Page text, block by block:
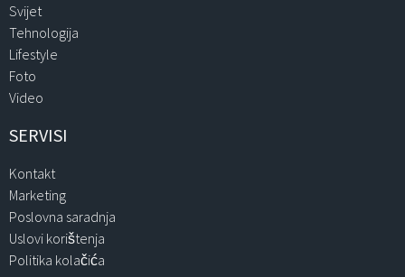
Svijet
Tehnologija
Lifestyle
Foto
Video
SERVISI
Kontakt
Marketing
Poslovna saradnja
Uslovi korištenja
Politika kolačića